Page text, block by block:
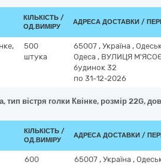
КІЛЬКІСТЬ /
ОД.ВИМІРУ
АДРЕСА ДОСТАВКИ /
500
штука
65007 , Україна ,
Одеса , ВУЛИЦЯ
будинок 32
по 31-12-2026
тип вістря голки Квінке, розмір
КІЛЬКІСТЬ /
ОД.ВИМІРУ
АДРЕСА ДОСТАВКИ /
600
65007 , Україна ,